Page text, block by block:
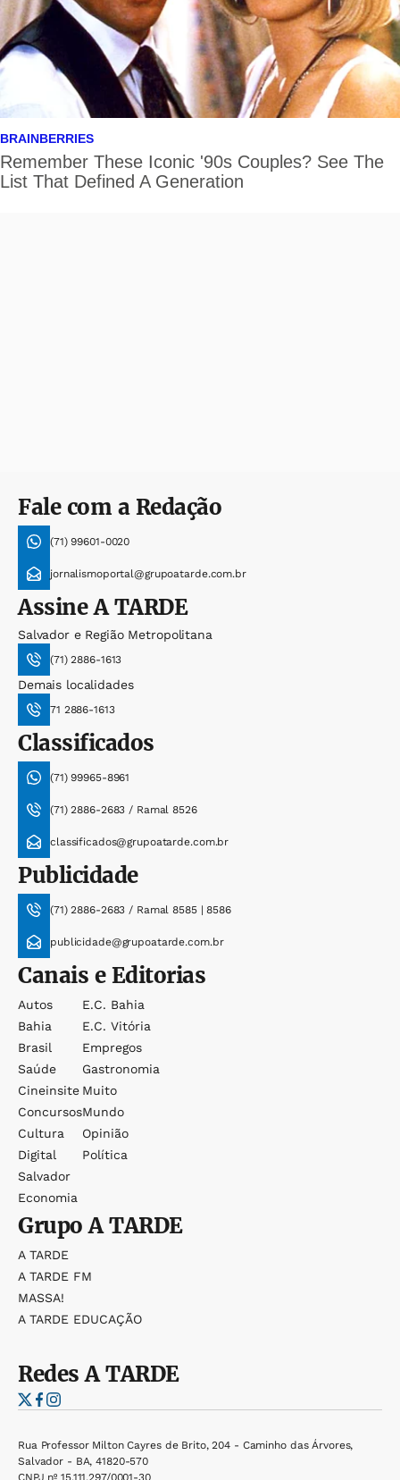
Fale com a Redação
(71) 99601-0020
jornalismoportal@grupoatarde.com.br
AssineA TARDE
Salvador e Região Metropolitana
(71) 2886-1613
Demais localidades
71 2886-1613
Classificados
(71) 99965-8961
(71) 2886-2683 / Ramal 8526
classificados@grupoatarde.com.br
Publicidade
(71) 2886-2683 / Ramal 8585 | 8586
publicidade@grupoatarde.com.br
Canais e Editorias
Autos
Bahia
Brasil
Saúde
Cineinsite
Concursos
Cultura
Digital
Salvador
Economia
E.c. Bahia
E.c. Vitória
Empregos
Gastronomia
Muito
Mundo
Opinião
Política
GrupoA TARDE
A TARDE
A TARDE FM
MASSA!
A TARDE EDUCAÇÃO
RedesA TARDE
Rua Professor Milton Cayres de Brito, 204 - Caminho das Árvores,
Salvador - BA, 41820-570
CNPJ nº 15.111.297/0001-30